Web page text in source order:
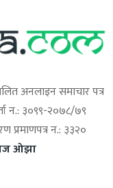
अनलाइन समाचार पत्र
न.: ३०९९-२०७८/७९
प्रमाणपत्र न.: ३३२०
ओझा